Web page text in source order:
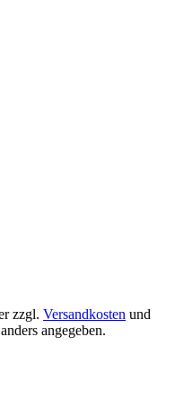
zzgl. Versandkosten und
angegeben.